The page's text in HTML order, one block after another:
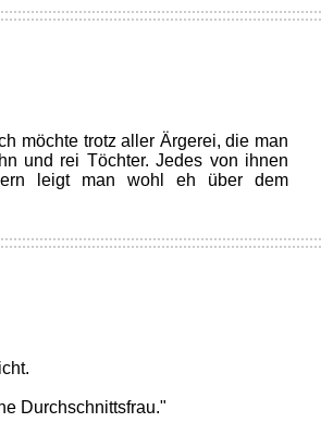
möchte trotz aller Ärgerei, die man
und rei Töchter. Jedes von ihnen
leigt man wohl eh über dem
Durchschnittsfrau."